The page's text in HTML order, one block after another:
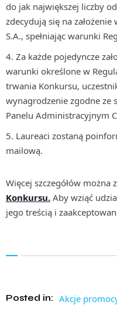
do jak największej liczby
zdecydują się na
S.A., spełniając warunki
Za każde pojedyncze
warunki określone w
trwania Konkursu,
wynagrodzenie zgodne ze
Panelu Administracyjnym
Laureaci zostaną
mailową.
Więcej szczegółów można
Konkursu. Aby wziąć
jego treścią i
Posted in: Akcje